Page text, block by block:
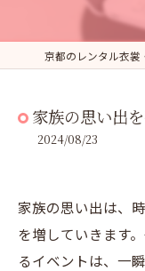
家族の思い出
2024/08/23
家族の思い出は、
を増していきます
るイベントは、一